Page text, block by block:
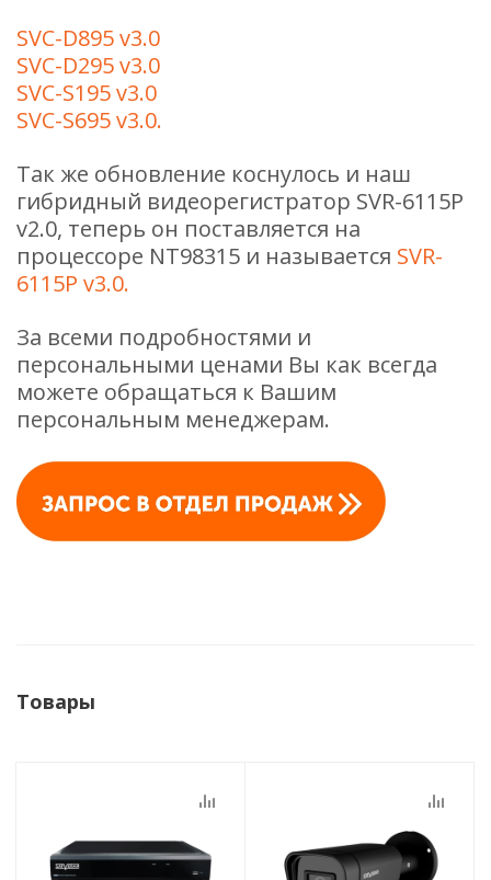
SVC-D895 v3.0
SVC-D295 v3.0
SVC-S195 v3.0
SVC-S695 v3.0.
Так же обновление коснулось и наш
гибридный видеорегистратор SVR-6115P
v2.0, теперь он поставляется на
процессоре NT98315 и называется SVR-
6115P v3.0.
За всеми подробностями и
персональными ценами Вы как всегда
можете обращаться к Вашим
персональным менеджерам.
Товары